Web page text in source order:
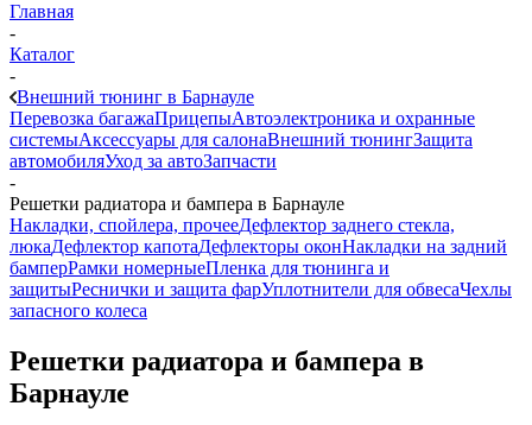
Главная
-
Каталог
-
Внешний тюнинг в Барнауле
Перевозка багажаПрицепыАвтоэлектроника и охранные
системыАксессуары для салонаВнешний тюнингЗащита
автомобиляУход за автоЗапчасти
-
Решетки радиатора и бампера в Барнауле
Накладки, спойлера, прочееДефлектор заднего стекла,
люкаДефлектор капотаДефлекторы оконНакладки на задний
бамперРамки номерныеПленка для тюнинга и
защитыРеснички и защита фарУплотнители для обвесаЧехлы
запасного колеса
Решетки радиатора и бампера в
Барнауле